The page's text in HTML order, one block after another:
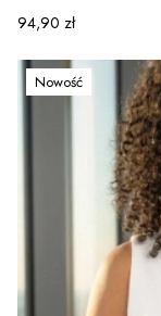
Cena
94,90 zł
Nowość